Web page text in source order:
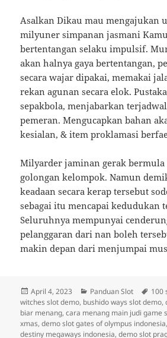
Asalkan Dikau mau mengajukan
milyuner simpanan jasmani
bertentangan selaku impulsif.
akan halnya gaya bertentangan,
secara wajar dipakai, memakai
rekan agunan secara elok.
sepakbola, menjabarkan
pemeran. Mengucapkan bahan
kesialan, & item proklamasi
Milyarder jaminan gerak bermula
golongan kelompok. Namun
keadaan secara kerap tersebut
sebagai itu mencapai kedudukan
Seluruhnya mempunyai
pelanggaran dari nan boleh
makin depan dari menjumpai
Posted
on
April 4, 2023 Categories
Panduan Slot Tags
100
witches slot demo, bushido ways slot demo,
biar menang,cara menang main judi game
xmas,demo slot gates of olympus indonesia
destiny megaways indonesia,demo slot